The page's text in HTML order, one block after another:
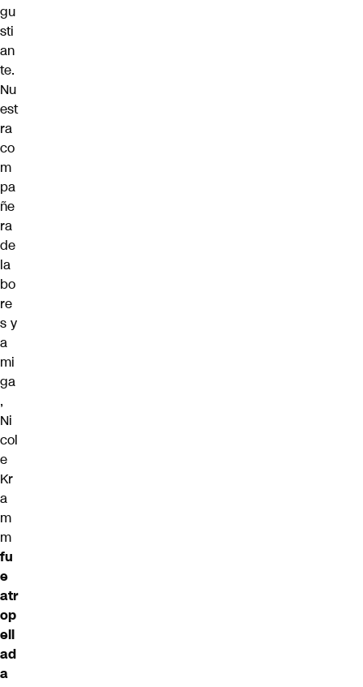
gu
sti
an
te.
Nu
est
ra
co
m
pa
ñe
ra
de
la
bo
re
s y
a
mi
ga
,
Ni
col
e
Kr
a
m
m
fu
e
atr
op
ell
ad
a